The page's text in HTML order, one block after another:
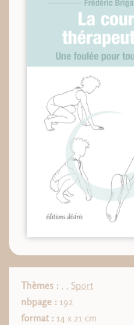
Thèmes : , , Sport
nbpage : 192
format : 14 x 21 cm